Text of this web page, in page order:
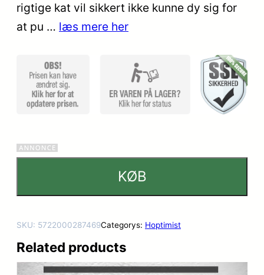
rigtige kat vil sikkert ikke kunne dy sig for
at pu … læs mere her
KØB
SKU: 5722000287469Categorys: Hoptimist
Related products